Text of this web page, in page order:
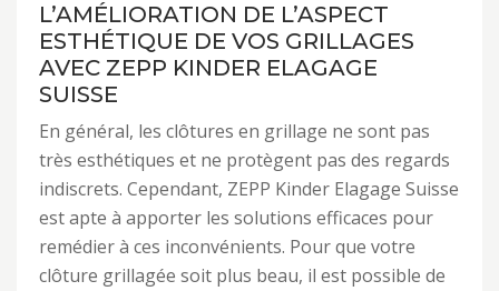
L’AMÉLIORATION DE L’ASPECT
ESTHÉTIQUE DE VOS GRILLAGES
AVEC ZEPP KINDER ELAGAGE
SUISSE
En général, les clôtures en grillage ne sont pas
très esthétiques et ne protègent pas des regards
indiscrets. Cependant, ZEPP Kinder Elagage Suisse
est apte à apporter les solutions efficaces pour
remédier à ces inconvénients. Pour que votre
clôture grillagée soit plus beau, il est possible de